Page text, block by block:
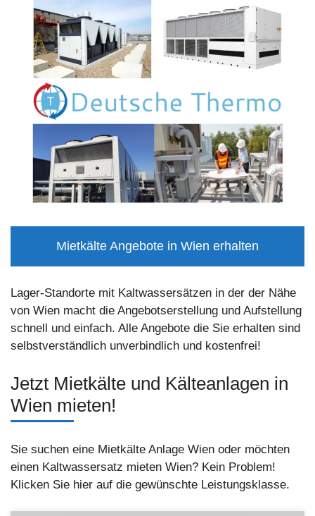
Mietkälte Angebote in Wien erhalten
Lager-Standorte mit Kaltwassersätzen in der der Nähe
von Wien macht die Angebotserstellung und Aufstellung
schnell und einfach. Alle Angebote die Sie erhalten sind
selbstverständlich unverbindlich und kostenfrei!
Jetzt Mietkälte und Kälteanlagen in
Wien mieten!
Sie suchen eine Mietkälte Anlage Wien oder möchten
einen Kaltwassersatz mieten Wien? Kein Problem!
Klicken Sie hier auf die gewünschte Leistungsklasse.